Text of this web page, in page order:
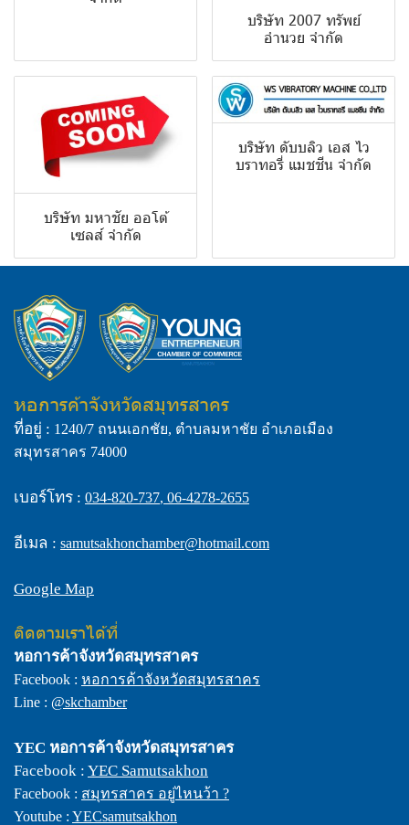
บริษัท 2007 ทรัพย์
อำนวย จำกัด
บริษัท มหาชัย ออโต้
เซลส์ จำกัด
บริษัท ดับบลิว เอส ไว
บราทอรี่ แมชชีน จำกัด
หอการค้าจังหวัดสมุทรสาคร
ที่อยู่ : 1240/7 ถนนเอกชัย, ตำบลมหาชัย อำเภอเมือง
สมุทรสาคร 74000
เบอร์โทร : 034-820-737, 06-4278-2655
อีเมล : samutsakhonchamber@hotmail.com
Google Map
ติดตามเราได้ที่
หอการค้าจังหวัดสมุทรสาคร
Facebook : หอการค้าจังหวัดสมุทรสาคร
Line : @skchamber
YEC หอการค้าจังหวัดสมุทรสาคร
Facebook : YEC Samutsakhon
Facebook : สมุทรสาคร อยู่ไหนว้า ?
Youtube : YECsamutsakhon